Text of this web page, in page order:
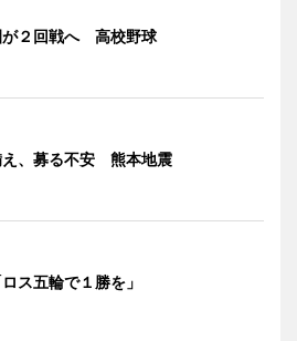
が２回戦へ 高校野球
え、募る不安 熊本地震
ス五輪で１勝を」